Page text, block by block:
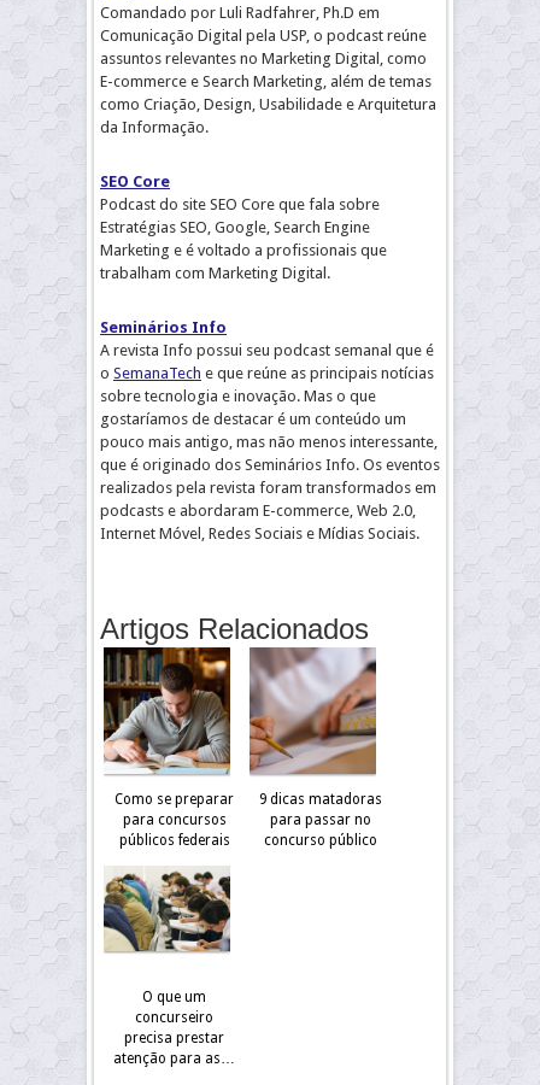
Comandado por Luli Radfahrer, Ph.D em
Comunicação Digital pela USP, o podcast reúne
assuntos relevantes no Marketing Digital, como
E-commerce e Search Marketing, além de temas
como Criação, Design, Usabilidade e Arquitetura
da Informação.
SEO Core
Podcast do site SEO Core que fala sobre
Estratégias SEO, Google, Search Engine
Marketing e é voltado a profissionais que
trabalham com Marketing Digital.
Seminários Info
A revista Info possui seu podcast semanal que é
o SemanaTech e que reúne as principais notícias
sobre tecnologia e inovação. Mas o que
gostaríamos de destacar é um conteúdo um
pouco mais antigo, mas não menos interessante,
que é originado dos Seminários Info. Os eventos
realizados pela revista foram transformados em
podcasts e abordaram E-commerce, Web 2.0,
Internet Móvel, Redes Sociais e Mídias Sociais.
Artigos Relacionados
Como se preparar
para concursos
públicos federais
9 dicas matadoras
para passar no
concurso público
O que um
concurseiro
precisa prestar
atenção para as…